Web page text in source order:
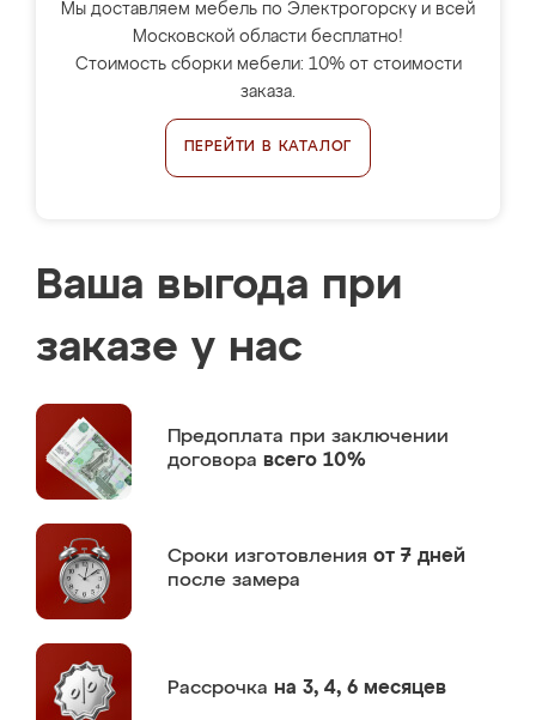
Мы доставляем мебель по Электрогорску и всей
Московской области бесплатно!
Стоимость сборки мебели: 10% от стоимости
заказа.
ПЕРЕЙТИ В КАТАЛОГ
Ваша выгода при
заказе у нас
Предоплата при заключении
договора всего 10%
Сроки изготовления от 7 дней
после замера
Рассрочка на 3, 4, 6 месяцев